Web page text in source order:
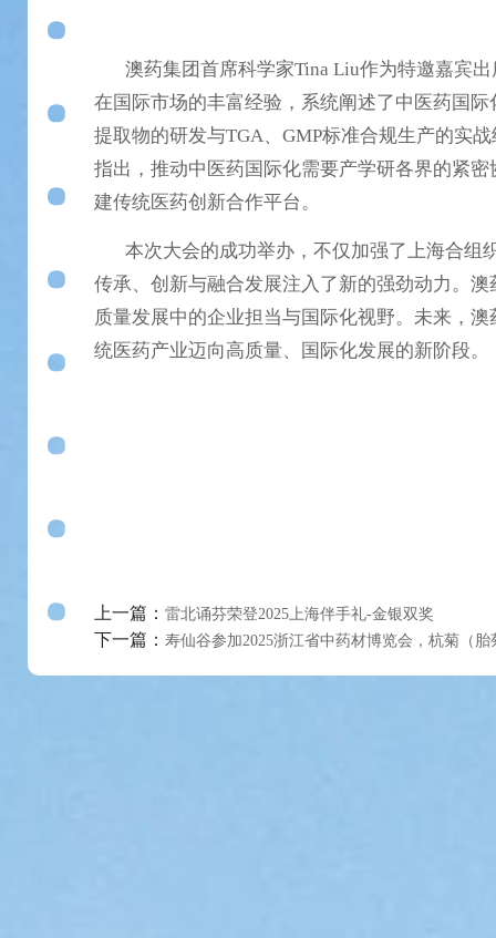
澳药集团首席科学家Tina Liu作为特邀嘉宾出
在国际市场的丰富经验，系统阐述了中医药国
提取物的研发与TGA、GMP标准合规生产的实
指出，推动中医药国际化需要产学研各界的紧
建传统医药创新合作平台。
本次大会的成功举办，不仅加强了上海合组
传承、创新与融合发展注入了新的强劲动力。
质量发展中的企业担当与国际化视野。未来，
统医药产业迈向高质量、国际化发展的新阶段。
上一篇： 雷北诵芬荣登2025上海伴手礼-金银双奖
下一篇： 寿仙谷参加2025浙江省中药材博览会，杭菊（胎